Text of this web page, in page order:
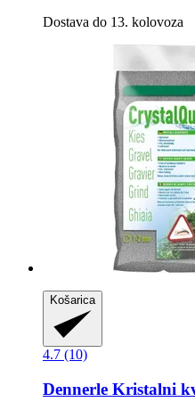
Dostava do 13. kolovoza
Košarica
4.7 (10)
Dennerle Kristalni